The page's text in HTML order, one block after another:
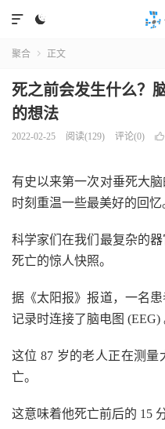


聚合  正文
死之前会发生什么？
的想法
2022-02-25 阅读(129) 评论(0) 
有史以来第一次对垂死大
时刻重温一些最美好的回忆
科学家们在我们最复杂的
死亡的惊人快照。
据《太阳报》报道，一名
记录时连接了脑电图 (EEG)
这位 87 岁的老人正在测
亡。
这意味着他死亡前后的 15